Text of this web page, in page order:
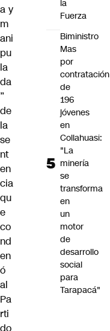
a y
m
ani
pu
la
da
”
de
la
se
nt
en
cia
qu
e
co
nd
en
ó
al
Pa
rti
do
la
Fuerza
Biministro
Mas
por
contratación
de
196
jóvenes
en
Collahuasi:
"La
minería
se
transforma
en
un
motor
de
desarrollo
social
para
Tarapacá"